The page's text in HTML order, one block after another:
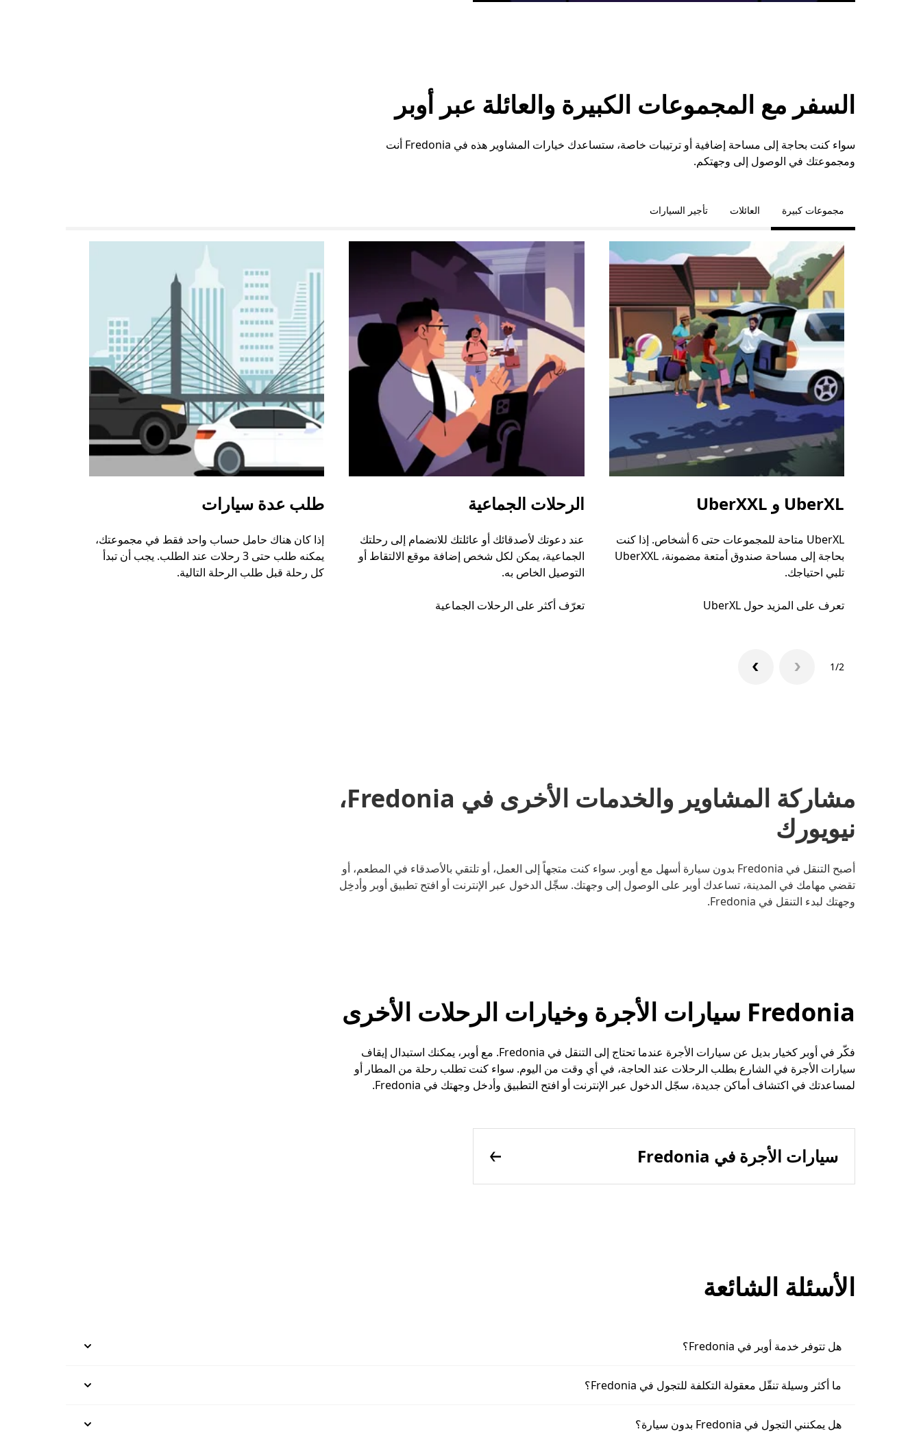
السفر مع المجموعات الكبيرة والعائلة عبر أوبر
سواء كنت بحاجة إلى مساحة إضافية أو ترتيبات خاصة، ستساعدك خيارات المشاوير هذه في Fredonia أنت
ومجموعتك في الوصول إلى وجهتكم.
مجموعات كبيرة العائلات تأجير السيارات
UberXL و UberXXL
UberXL متاحة للمجموعات حتى 6 أشخاص. إذا كنت
بحاجة إلى مساحة صندوق أمتعة مضمونة، UberXXL
تلبي احتياجك.
تعرف على المزيد حول UberXL
الرحلات الجماعية
عند دعوتك لأصدقائك أو عائلتك للانضمام إلى رحلتك
الجماعية، يمكن لكل شخص إضافة موقع الالتقاط أو
التوصيل الخاص به.
تعرّف أكثر على الرحلات الجماعية
طلب عدة سيارات
إذا كان هناك حامل حساب واحد فقط في مجموعتك،
يمكنه طلب حتى 3 رحلات عند الطلب. يجب أن تبدأ
كل رحلة قبل طلب الرحلة التالية.
1/2
مشاركة المشاوير والخدمات الأخرى في Fredonia،
نيويورك
أصبح التنقل في Fredonia بدون سيارة أسهل مع أوبر. سواء كنت متجهاً إلى العمل، أو تلتقي بالأصدقاء في المطعم، أو
تقضي مهامك في المدينة، تساعدك أوبر على الوصول إلى وجهتك. سجِّل الدخول عبر الإنترنت أو افتح تطبيق أوبر وأدخِل
وجهتك لبدء التنقل في Fredonia.
Fredonia سيارات الأجرة وخيارات الرحلات الأخرى
فكّر في أوبر كخيار بديل عن سيارات الأجرة عندما تحتاج إلى التنقل في Fredonia. مع أوبر، يمكنك استبدال إيقاف
سيارات الأجرة في الشارع بطلب الرحلات عند الحاجة، في أي وقت من اليوم. سواء كنت تطلب رحلة من المطار أو
لمساعدتك في اكتشاف أماكن جديدة، سجّل الدخول عبر الإنترنت أو افتح التطبيق وأدخل وجهتك في Fredonia.
سيارات الأجرة في Fredonia
الأسئلة الشائعة
هل تتوفر خدمة أوبر في Fredonia؟
ما أكثر وسيلة تنقّل معقولة التكلفة للتجول في Fredonia؟
هل يمكنني التجول في Fredonia بدون سيارة؟